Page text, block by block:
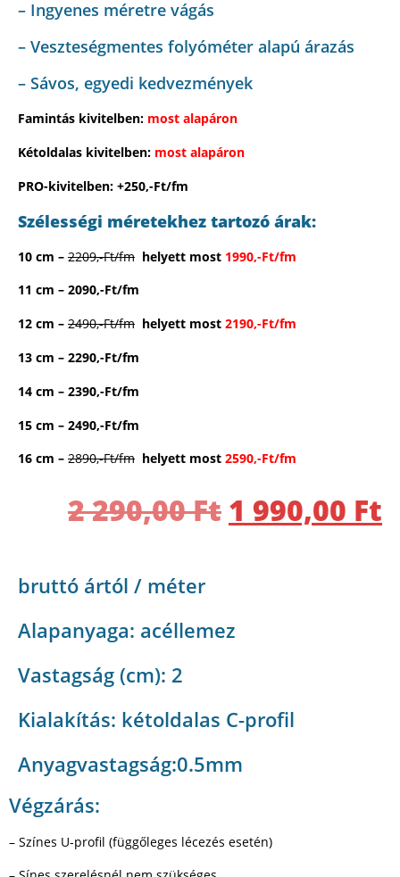
– Ingyenes méretre vágás
– Veszteségmentes folyóméter alapú árazás
– Sávos, egyedi kedvezmények
Famintás kivitelben: most alapáron
Kétoldalas kivitelben: most alapáron
PRO-kivitelben: +250,-Ft/fm
Szélességi méretekhez tartozó árak:
10 cm – 2209,-Ft/fm helyett most 1990,-Ft/fm
11 cm – 2090,-Ft/fm
12 cm – 2490,-Ft/fm helyett most 2190,-Ft/fm
13 cm – 2290,-Ft/fm
14 cm – 2390,-Ft/fm
15 cm – 2490,-Ft/fm
16 cm – 2890,-Ft/fm helyett most 2590,-Ft/fm
2 290,00Ft 1 990,00 Ft
bruttó ártól / méter
Alapanyaga: acéllemez
Vastagság (cm): 2
Kialakítás: kétoldalas C-profil
Anyagvastagság:0.5mm
Végzárás:
– Színes U-profil (függőleges lécezés esetén)